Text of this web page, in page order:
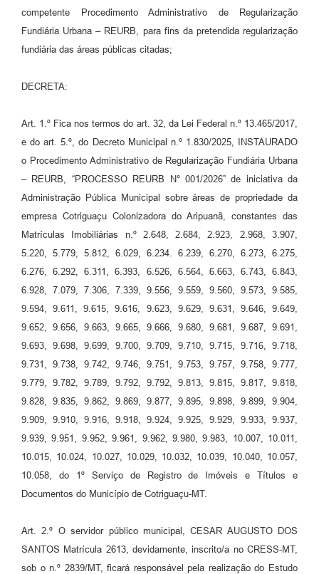
competente Procedimento Administrativo de Regularização
Fundiária Urbana – REURB, para fins da pretendida regularização
fundiária das áreas públicas citadas;
DECRETA:
Art. 1.º Fica nos termos do art. 32, da Lei Federal n.º 13.465/2017,
e do art. 5.º, do Decreto Municipal n.º 1.830/2025, INSTAURADO
o Procedimento Administrativo de Regularização Fundiária Urbana
– REURB, “PROCESSO REURB N° 001/2026” de iniciativa da
Administração Pública Municipal sobre áreas de propriedade da
empresa Cotriguaçu Colonizadora do Aripuanã, constantes das
Matrículas Imobiliárias n.º 2.648, 2.684, 2.923, 2.968, 3.907,
5.220, 5.779, 5.812, 6.029, 6.234. 6.239, 6.270, 6.273, 6.275,
6.276, 6.292, 6.311, 6.393, 6.526, 6.564, 6.663, 6.743, 6.843,
6.928, 7.079, 7.306, 7.339, 9.556, 9.559, 9.560, 9.573, 9.585,
9.594, 9.611, 9.615, 9.616, 9.623, 9.629, 9.631, 9.646, 9.649,
9.652, 9.656, 9.663, 9.665, 9.666, 9.680, 9.681, 9.687, 9.691,
9.693, 9.698, 9.699, 9.700, 9.709, 9.710, 9.715, 9.716, 9.718,
9.731, 9.738, 9.742, 9.746, 9.751, 9.753, 9.757, 9.758, 9.777,
9.779, 9.782, 9.789, 9.792, 9.792, 9.813, 9.815, 9.817, 9.818,
9.828, 9.835, 9.862, 9.869, 9.877, 9.895, 9.898, 9.899, 9.904,
9.909, 9.910, 9.916, 9.918, 9.924, 9.925, 9.929, 9.933, 9.937,
9.939, 9.951, 9.952, 9.961, 9.962, 9.980, 9.983, 10.007, 10.011,
10.015, 10.024, 10.027, 10.029, 10.032, 10.039, 10.040, 10.057,
10.058, do 1º Serviço de Registro de Imóveis e Títulos e
Documentos do Município de Cotriguaçu-MT.
Art. 2.º O servidor público municipal, CESAR AUGUSTO DOS
SANTOS Matrícula 2613, devidamente, inscrito/a no CRESS-MT,
sob o n.º 2839/MT, ficará responsável pela realização do Estudo